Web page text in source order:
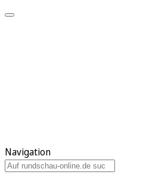
Navigation